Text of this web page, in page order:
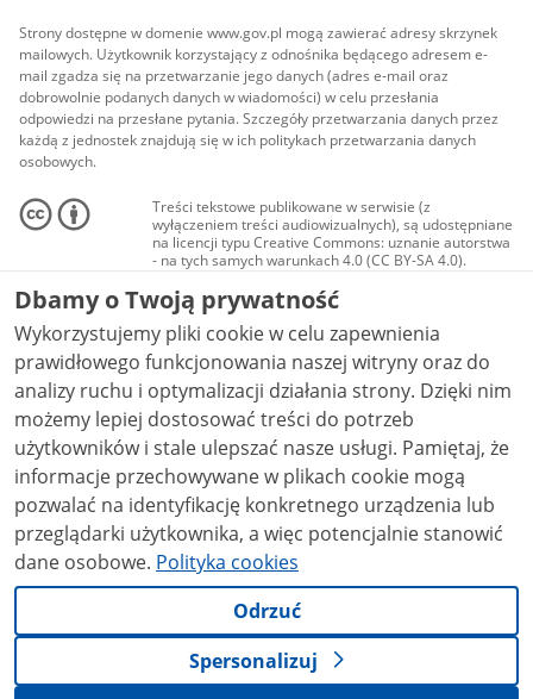
Strony dostępne w domenie www.gov.pl mogą zawierać adresy skrzynek
mailowych. Użytkownik korzystający z odnośnika będącego adresem e-
mail zgadza się na przetwarzanie jego danych (adres e-mail oraz
dobrowolnie podanych danych w wiadomości) w celu przesłania
odpowiedzi na przesłane pytania. Szczegóły przetwarzania danych przez
każdą z jednostek znajdują się w ich politykach przetwarzania danych
osobowych.
Treści tekstowe publikowane w serwisie (z
wyłączeniem treści audiowizualnych), są udostępniane
na licencji typu Creative Commons: uznanie autorstwa
- na tych samych warunkach 4.0 (CC BY-SA 4.0).
Materiały audiowizualne, w tym zdjęcia, materiały
audio i wideo, są udostępniane na licencji typu
Creative Commons: uznanie autorstwa użycie
niekomercyjne - bez utworów zależnych 4.0 (CC BY-
NC-ND 4.0), o ile nie jest to stwierdzone inaczej.
Dbamy o Twoją prywatność
Wykorzystujemy pliki cookie w celu zapewnienia
prawidłowego funkcjonowania naszej witryny oraz do
analizy ruchu i optymalizacji działania strony. Dzięki nim
możemy lepiej dostosować treści do potrzeb
użytkowników i stale ulepszać nasze usługi. Pamiętaj, że
informacje przechowywane w plikach cookie mogą
pozwalać na identyfikację konkretnego urządzenia lub
przeglądarki użytkownika, a więc potencjalnie stanowić
dane osobowe. Polityka cookies
Odrzuć
Spersonalizuj